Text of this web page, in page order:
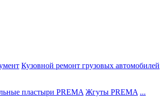
Кузовной ремонт грузовых автомобилей
пластыри PREMA Жгуты PREMA ...